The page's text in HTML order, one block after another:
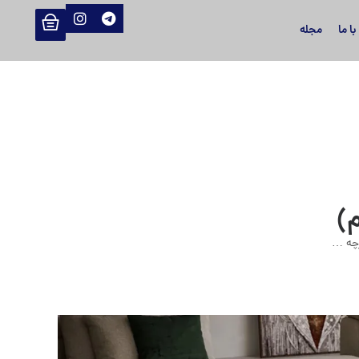
ما مجله
…